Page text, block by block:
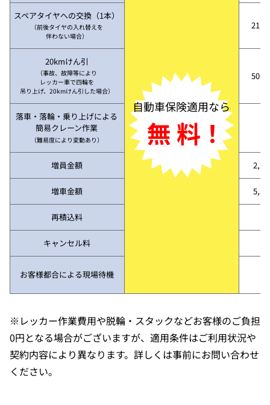
自動車保険適用なら
無 料！
スペアタイヤへの交換（1本）
（前後タイヤの入れ替えを
伴わない場合）
20kmけん引
（事故、故障等により
レッカー車で四輪を
吊り上げ、20kmけん引した場合）
落車・落輪・乗り上げによる
簡易クレーン作業
（難易度により変動あり）
増員金額
増車金額
再積込料
キャンセル料
お客様都合による現場待機
※レッカー作業費用や脱輪・スタックなどお客様のご負担
0円となる場合がございますが、適用条件はご利用状況や
契約内容により異なります。詳しくは事前にお問い合わせ
ください。